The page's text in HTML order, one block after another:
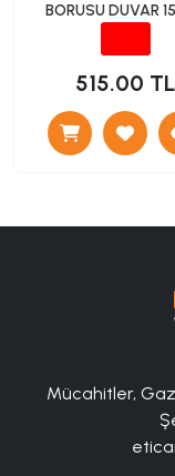
BORUSU DUVAR
515.00 TL
Mücahitler,